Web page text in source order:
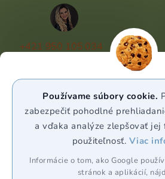
Používame súbory cookie.
zabezpečiť pohodlné
a vďaka analýze zlepšovať jej
použiteľnosť. Viac
Informácie o tom, ako Google
stránok a aplikácií,
+421 950 105 034
WhatsApp
Sledujte nás